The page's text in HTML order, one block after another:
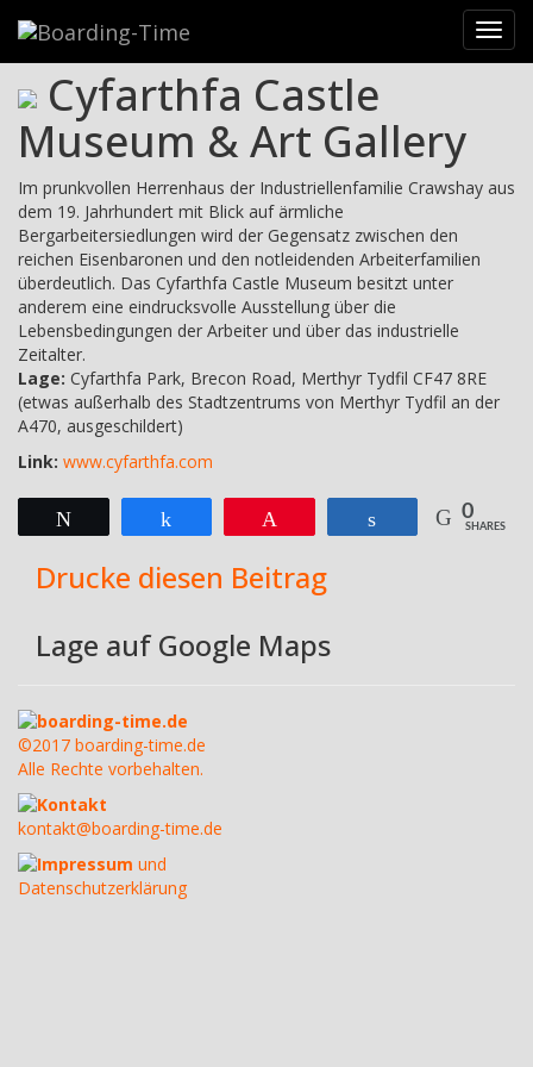
Cyfarthfa Castle Museum & Art Gallery
Cyfarthfa Castle
Museum & Art Gallery
Im prunkvollen Herrenhaus der Industriellenfamilie Crawshay aus
dem 19. Jahrhundert mit Blick auf ärmliche
Bergarbeitersiedlungen wird der Gegensatz zwischen den
reichen Eisenbaronen und den notleidenden Arbeiterfamilien
überdeutlich. Das Cyfarthfa Castle Museum besitzt unter
anderem eine eindrucksvolle Ausstellung über die
Lebensbedingungen der Arbeiter und über das industrielle
Zeitalter.
Lage: Cyfarthfa Park, Brecon Road, Merthyr Tydfil CF47 8RE
(etwas außerhalb des Stadtzentrums von Merthyr Tydfil an der
A470, ausgeschildert)
Link: www.cyfarthfa.com
Teilen 0
SHARES
Drucke diesen Beitrag
Lage auf Google Maps
boarding-time.de
©2017 boarding-time.de
Alle Rechte vorbehalten.
Kontakt
kontakt@boarding-time.de
Impressum und
Datenschutzerklärung